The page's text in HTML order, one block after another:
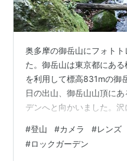
奥多摩の御岳山にフォト
た。御岳山は東京都にあ
を利用して標高831mの御
日の出山、御岳山山頂に
デンへと向かいました。
代の滝や綾広の滝も見どこ
+ HD PENTAX-FA
#登山 #カメラ #レンズ
#ロックガーデン